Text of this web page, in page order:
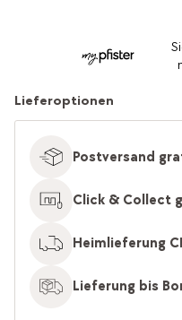
Lieferoptionen
Postversand
Click & Collect
Heimlieferung
Lieferung bis